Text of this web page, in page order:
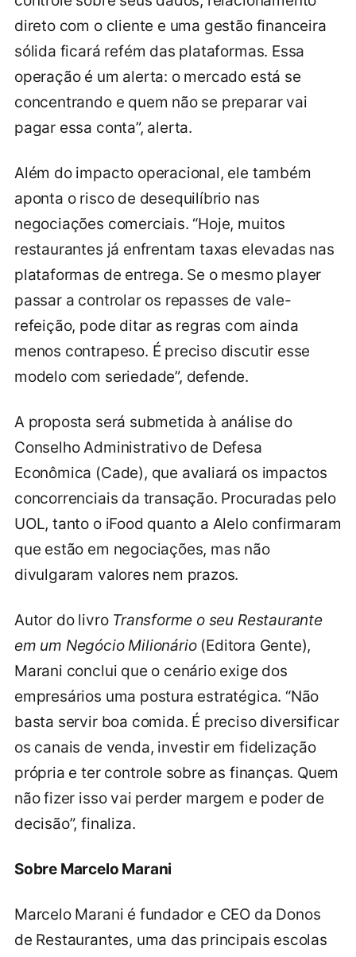
direto com o cliente e uma gestão financeira
sólida ficará refém das plataformas. Essa
operação é um alerta: o mercado está se
concentrando e quem não se preparar vai
pagar essa conta”, alerta.
Além do impacto operacional, ele também
aponta o risco de desequilíbrio nas
negociações comerciais. “Hoje, muitos
restaurantes já enfrentam taxas elevadas nas
plataformas de entrega. Se o mesmo player
passar a controlar os repasses de vale-
refeição, pode ditar as regras com ainda
menos contrapeso. É preciso discutir esse
modelo com seriedade”, defende.
A proposta será submetida à análise do
Conselho Administrativo de Defesa
Econômica (Cade), que avaliará os impactos
concorrenciais da transação. Procuradas pelo
UOL, tanto o iFood quanto a Alelo confirmaram
que estão em negociações, mas não
divulgaram valores nem prazos.
Autor do livro Transforme o seu Restaurante
em um Negócio Milionário(Editora Gente),
Marani conclui que o cenário exige dos
empresários uma postura estratégica. “Não
basta servir boa comida. É preciso diversificar
os canais de venda, investir em fidelização
própria e ter controle sobre as finanças. Quem
não fizer isso vai perder margem e poder de
decisão”, finaliza.
Sobre Marcelo Marani
Marcelo Marani é fundador e CEO da Donos
de Restaurantes, uma das principais escolas